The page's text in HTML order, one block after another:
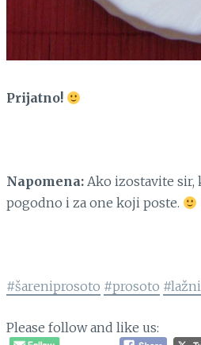
Prijatno!
Napomena:Ako izostavite sir,
pogodno i za one koji poste.
#šareniprosoto #prosoto
Please follow and like us: